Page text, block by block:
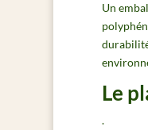
Un
Le
.